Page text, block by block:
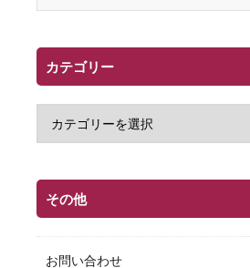
カテゴリー
その他
お問い合わせ